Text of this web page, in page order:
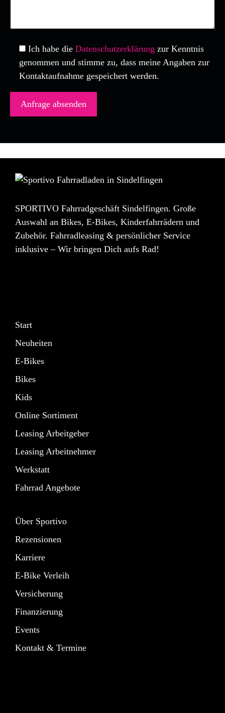
Ich habe die Datenschutzerklärung zur Kenntnis
genommen und stimme zu, dass meine Angaben zur
Kontaktaufnahme gespeichert werden.
SPORTIVO Fahrradgeschäft Sindelfingen. Große
Auswahl an Bikes, E-Bikes, Kinderfahrrädern und
Zubehör. Fahrradleasing & persönlicher Service
inklusive – Wir bringen Dich aufs Rad!
Start
Neuheiten
E-Bikes
Bikes
Kids
Online Sortiment
Leasing Arbeitgeber
Leasing Arbeitnehmer
Werkstatt
Fahrrad Angebote
Über Sportivo
Rezensionen
Karriere
E-Bike Verleih
Versicherung
Finanzierung
Events
Kontakt & Termine